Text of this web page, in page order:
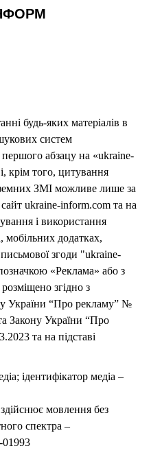
будь-яких матеріалів в
систем
абзацу на «ukraine-
крім того, цитування
ЗМІ можливе лише за
ukraine-inform.com та на
і використання
мобільних додатках,
згоди "ukraine-
«Реклама» або з
згідно з
України “Про рекламу” №
Закону України “Про
та на підставі
ідентифікатор медіа –
мовлення без
спектра –
01993